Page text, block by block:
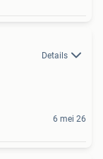
Details
6 mei 26